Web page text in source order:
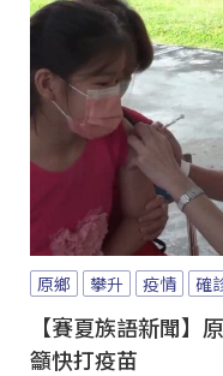
原鄉 攀升 疫情 確
【賽夏族語新聞】
籲快打疫苗